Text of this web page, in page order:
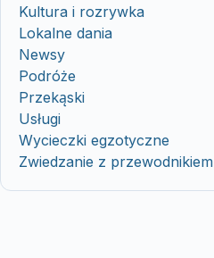
Kultura i rozrywka
Lokalne dania
Newsy
Podróże
Przekąski
Usługi
Wycieczki egzotyczne
Zwiedzanie z przewodnikiem